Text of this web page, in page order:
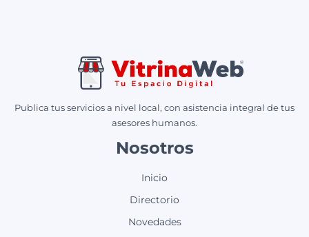
Publica tus servicios a nivel local, con asistencia integral de tus
asesores humanos.
Nosotros
Inicio
Directorio
Novedades